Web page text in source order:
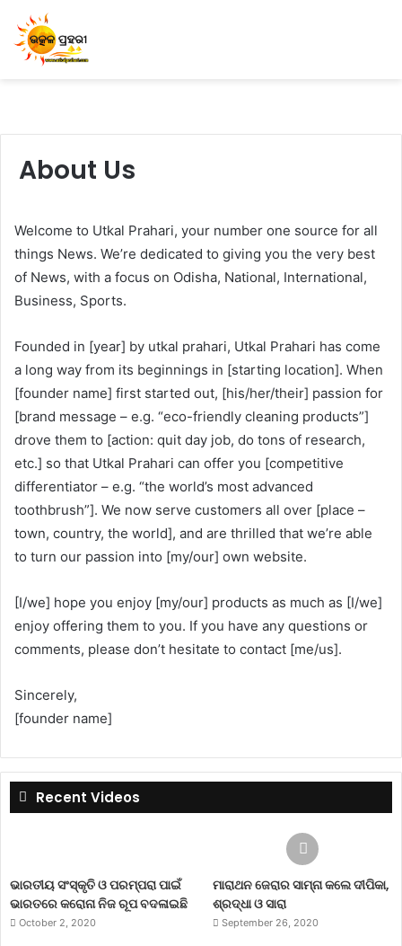
About Us
Welcome to Utkal Prahari, your number one source for all
things News. We’re dedicated to giving you the very best
of News, with a focus on Odisha, National, International,
Business, Sports.
Founded in [year] by utkal prahari, Utkal Prahari has come
a long way from its beginnings in [starting location]. When
[founder name] first started out, [his/her/their] passion for
[brand message – e.g. “eco-friendly cleaning products”]
drove them to [action: quit day job, do tons of research,
etc.] so that Utkal Prahari can offer you [competitive
differentiator – e.g. “the world’s most advanced
toothbrush”]. We now serve customers all over [place –
town, country, the world], and are thrilled that we’re able
to turn our passion into [my/our] own website.
[I/we] hope you enjoy [my/our] products as much as [I/we]
enjoy offering them to you. If you have any questions or
comments, please don’t hesitate to contact [me/us].
Sincerely,
[founder name]
Recent Videos
ଭାରତୀୟ ସଂସ୍କୃତି ଓ ପରମ୍ପରା ପାଇଁ
ଭାରତରେ କରୋନା ନିଜ ରୂପ ବଦଳାଇଛି
October 2, 2020
ମାରାଥନ ଜେରାର ସାମ୍ନା କଲେ ଦୀପିକା,
ଶ୍ରଦ୍ଧା ଓ ସାରା
September 26, 2020